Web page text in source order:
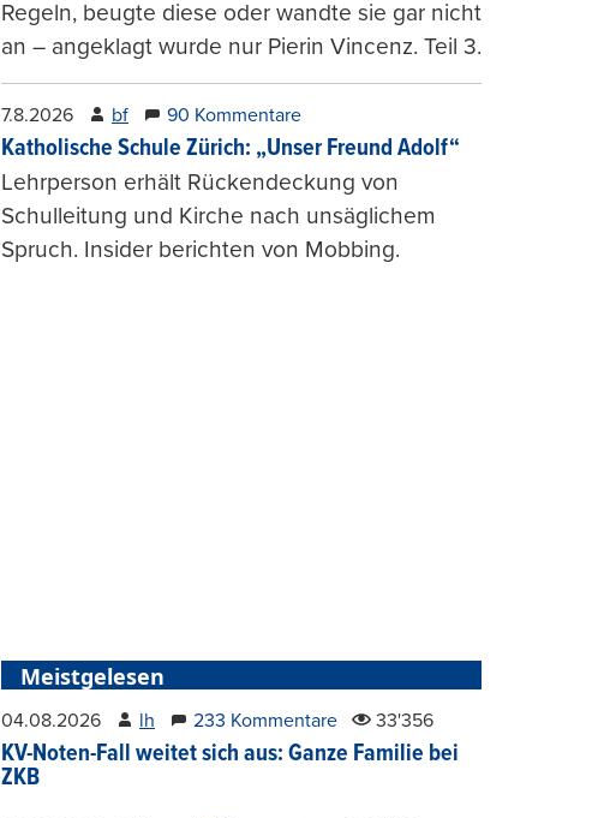
Regeln, beugte diese oder wandte sie gar nicht
an – angeklagt wurde nur Pierin Vincenz. Teil 3.
7.8.2026 bf 90 Kommentare
Katholische Schule Zürich: „Unser Freund Adolf“
Lehrperson erhält Rückendeckung von
Schulleitung und Kirche nach unsäglichem
Spruch. Insider berichten von Mobbing.
Meistgelesen
04.08.2026 lh 233 Kommentare 33'356
KV-Noten-Fall weitet sich aus: Ganze Familie bei
ZKB